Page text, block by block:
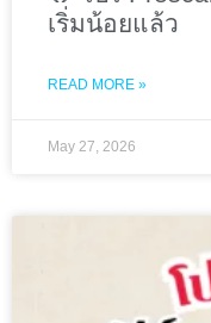
เริ่มน้อยแล้ว
READ MORE »
May 27, 2026